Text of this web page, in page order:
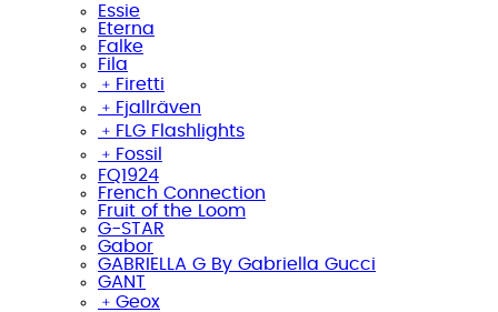
Essie
Eterna
Falke
Fila
﹢ Firetti
﹢ Fjallräven
﹢ FLG Flashlights
﹢ Fossil
FQ1924
French Connection
Fruit of the Loom
G-STAR
Gabor
GABRIELLA G By Gabriella Gucci
GANT
﹢ Geox